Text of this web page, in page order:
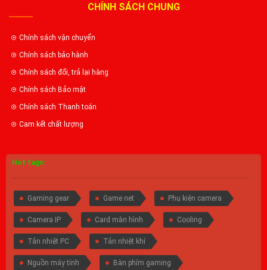
CHÍNH SÁCH CHUNG
Chính sách vận chuyển
Chính sách bảo hành
Chính sách đổi, trả lại hàng
Chính sách Bảo mật
Chính sách Thanh toán
Cam kết chất lượng
Hot tags:
Gaming gear Game net Phụ kiện camera
Camera IP Card màn hình Cooling
Tản nhiệt PC Tản nhiệt khí
Nguồn máy tính Bàn phím gaming